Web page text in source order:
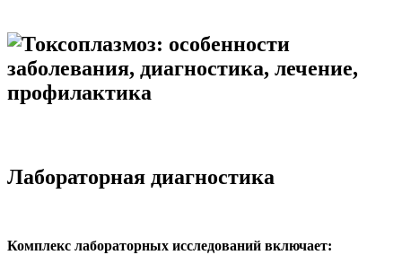
Лабораторная диагностика
Комплекс лабораторных исследований включает: